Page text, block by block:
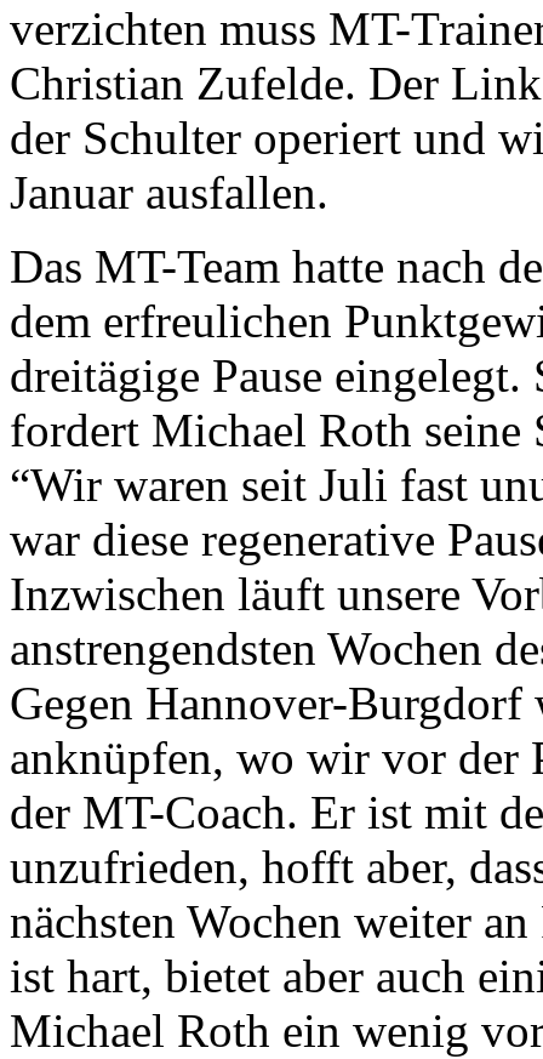
verzichten muss MT-
Christian Zufelde. Der
der Schulter operiert und
Januar ausfallen.
Das MT-Team hatte nach
dem erfreulichen
dreitägige Pause
fordert Michael Roth
“Wir waren seit Juli fast
war diese regenerative
Inzwischen läuft unsere
anstrengendsten Wochen
Gegen Hannover-
anknüpfen, wo wir vor der
der MT-Coach. Er ist mit
unzufrieden, hofft aber,
nächsten Wochen weiter
ist hart, bietet aber auch
Michael Roth ein wenig